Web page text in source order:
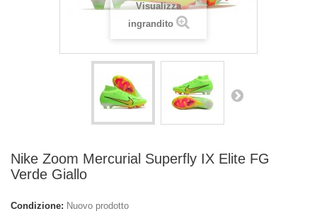
Visualizza
ingrandito
Nike Zoom Mercurial Superfly IX Elite FG
Verde Giallo
Condizione: Nuovo prodotto